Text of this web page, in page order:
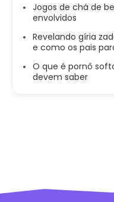
Jogos de chá de
envolvidos
Revelando gíria
e como os pais
O que é pornô
devem saber